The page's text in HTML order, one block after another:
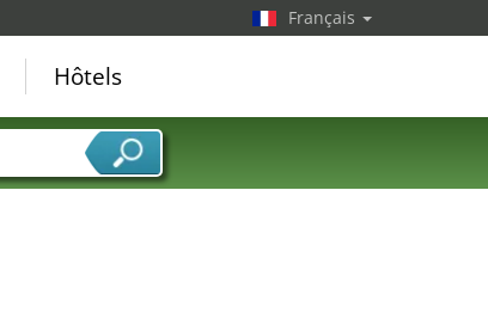
Français
Hôtels